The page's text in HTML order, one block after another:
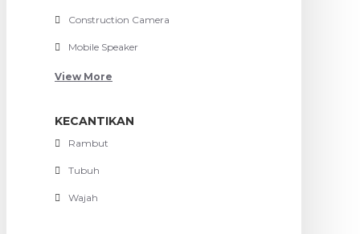
Construction Camera
Mobile Speaker
View More
KECANTIKAN
Rambut
Tubuh
Wajah